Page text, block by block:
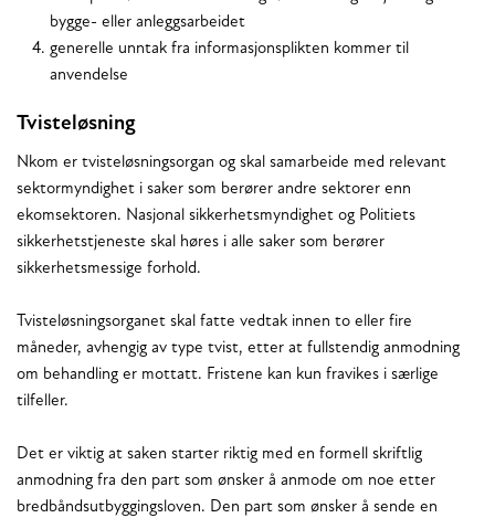
bygge- eller anleggsarbeidet
generelle unntak fra informasjonsplikten kommer til
anvendelse
Tvisteløsning
Nkom er tvisteløsningsorgan og skal samarbeide med relevant
sektormyndighet i saker som berører andre sektorer enn
ekomsektoren. Nasjonal sikkerhetsmyndighet og Politiets
sikkerhetstjeneste skal høres i alle saker som berører
sikkerhetsmessige forhold.
Tvisteløsningsorganet skal fatte vedtak innen to eller fire
måneder, avhengig av type tvist, etter at fullstendig anmodning
om behandling er mottatt. Fristene kan kun fravikes i særlige
tilfeller.
Det er viktig at saken starter riktig med en formell skriftlig
anmodning fra den part som ønsker å anmode om noe etter
bredbåndsutbyggingsloven. Den part som ønsker å sende en